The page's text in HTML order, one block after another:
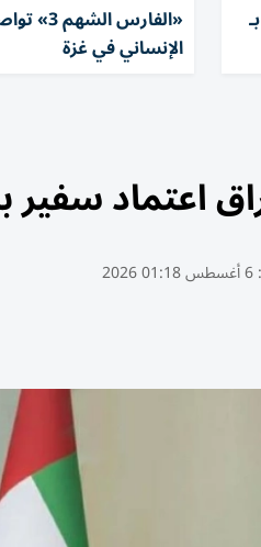
بـ «الفارس
الإنساني في غزة
اعتماد سفير
6 أغسطس 01:18 2026